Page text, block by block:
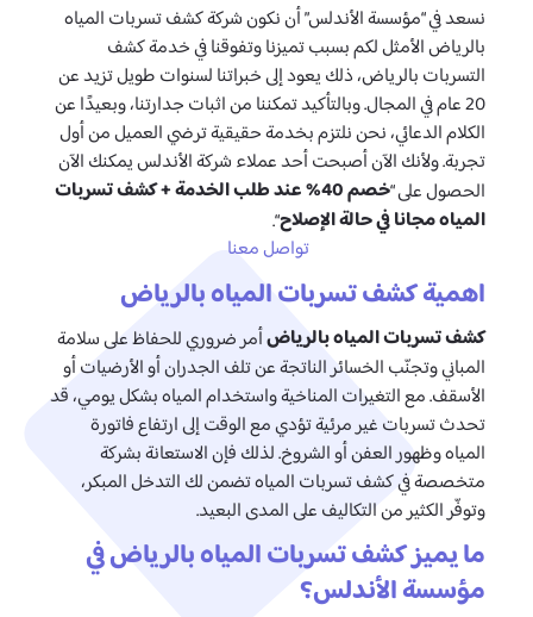
نسعد في “مؤسسة الأندلس” أن نكون شركة كشف تسربات المياه
بالرياض الأمثل لكم بسبب تميزنا وتفوقنا في خدمة كشف
التسربات بالرياض، ذلك يعود إلى خبراتنا لسنوات طويل تزيد عن
20 عام في المجال. وبالتأكيد تمكننا من اثبات جدارتنا، وبعيدًا عن
الكلام الدعائي، نحن نلتزم بخدمة حقيقية ترضي العميل من أول
تجربة. ولأنك الآن أصبحت أحد عملاء شركة الأندلس يمكنك الآن
الحصول على “
خصم 40% عند طلب الخدمة + كشف تسربات
المياه مجانا في حالة الإصلاح“.
تواصل معنا
اهمية كشف تسربات المياه بالرياض
كشف تسربات المياه بالرياضأمر ضروري للحفاظ على سلامة
المباني وتجنّب الخسائر الناتجة عن تلف الجدران أو الأرضيات أو
الأسقف. مع التغيرات المناخية واستخدام المياه بشكل يومي، قد
تحدث تسربات غير مرئية تؤدي مع الوقت إلى ارتفاع فاتورة
المياه وظهور العفن أو الشروخ. لذلك فإن الاستعانة بشركة
متخصصة في كشف تسربات المياه تضمن لك التدخل المبكر،
وتوفّر الكثير من التكاليف على المدى البعيد.
ما يميز كشف تسربات المياه بالرياض في
مؤسسة الأندلس؟